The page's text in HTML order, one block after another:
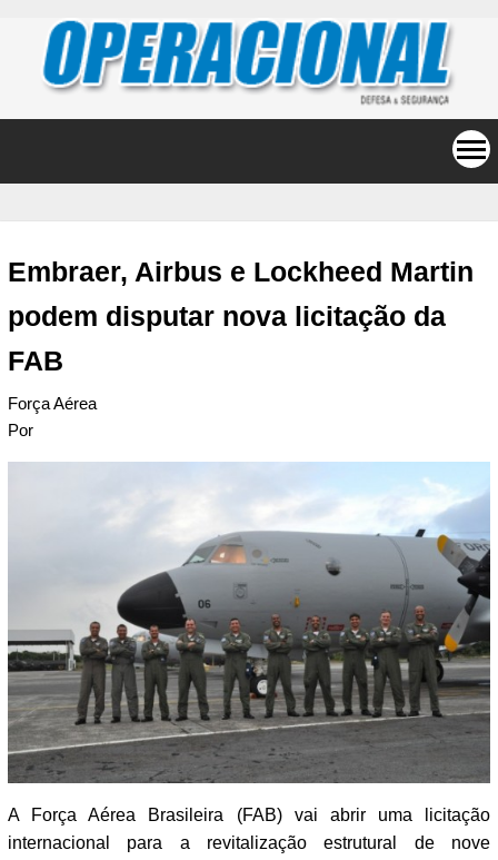
Embraer, Airbus e Lockheed Martin
podem disputar nova licitação da
FAB
Força Aérea
Por
A Força Aérea Brasileira (FAB) vai abrir uma licitação
internacional para a revitalização estrutural de nove